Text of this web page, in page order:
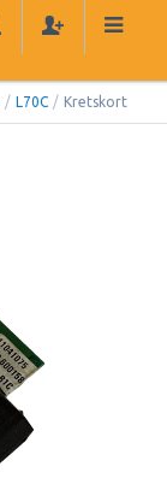
/ L70C / Kretskort